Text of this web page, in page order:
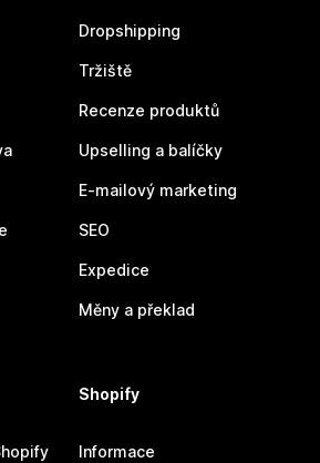
Dropshipping
Tržiště
Recenze produktů
Upselling a balíčky
E-mailový marketing
SEO
Expedice
Měny a překlad
Shopify
Informace